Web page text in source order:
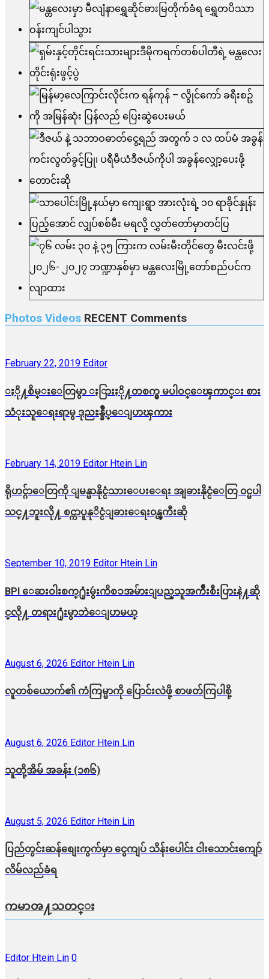
Photos Videos RECENT Comments
February 22, 2019 Editor
ႏို႔စိမ္းေတြမွာ ႏြားႏို႔တစက္မွ မပါဝင္ေၾကာင္း စား
သံုးသူေရးရာမွ ဒုညႊန္ခ်ဳပ္ေျပာၾကား
February 14, 2019 Editor Htein Lin
ရိုဟင္ဂ်ာေတြကို ျမန္မာနိုင္ငံသားေပးေရး အျခားနိုင္ငံေတြ ၀င္မပါ
သင္႔ဘူးလို႔ စင္ကာပူနုိင္ငံျခားေရး၀န္ၾကီးဆို
September 10, 2019 Editor Htein Lin
BPI ​ေဆးဝါးစက္​႐ုံးမွဴးကိစၥအမ်ားျပည္​သူအက်ိဳးစီးပြားနဲ႔ဆို
င္​လို႔ တရား႐ုံးမွာဘဲေျပာမယ္​
August 6, 2026 Editor Htein Lin
လူတစ်ယောက်၏ ကံကြမ္မာကို ပြောင်းလဲဖို့ စာဖတ်ကြပါစို့
August 6, 2026 Editor Htein Lin
သူတို့အိမ် အခန်း (၁၈၆)
August 5, 2026 Editor Htein Lin
ပြည်တွင်းဆန်စျေးကွက်မှာ ငွေကျပ် သိန်းပေါင်း ငါး​သောင်းကျော်
လိမ်လည်ခံရ
ကမာၻ႔သတင္း
Editor Htein Lin 0